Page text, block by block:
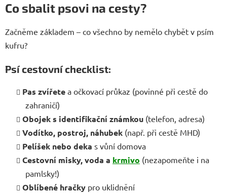
Co sbalit psovi na cesty?
Začněme základem – co všechno by nemělo chybět v psím
kufru?
Psí cestovní checklist:
Pas zvířete a očkovací průkaz (povinné při cestě do
zahraničí)
Obojek s identifikační známkou (telefon, adresa)
Vodítko, postroj, náhubek (např. při cestě MHD)
Pelíšek nebo deka s vůní domova
Cestovní misky, voda a krmivo (nezapomeňte i na
pamlsky!)
Oblíbené hračky pro uklidnění